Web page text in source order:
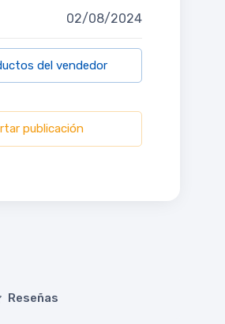
02/08/2024
del vendedor
publicación
Reseñas